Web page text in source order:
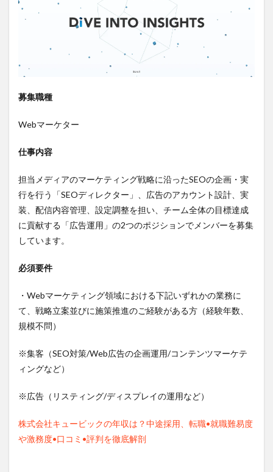
募集職種
Webマーケター
仕事内容
担当メディアのマーケティング戦略に沿ったSEOの企画・実
行を行う「SEOディレクター」、広告のアカウント設計、実
装、配信内容管理、設定調整を担い、チーム全体の目標達成
に貢献する「広告運用」の2つのポジションでメンバーを募集
しています。
必須要件
・Webマーケティング領域における下記いずれかの業務に
て、戦略立案並びに施策推進のご経験がある方（経験年数、
規模不問）
※集客（SEO対策/Web広告の企画運用/コンテンツマーケテ
ィングなど）
※広告（リスティング/ディスプレイの運用など）
株式会社キュービックの年収は？中途採用、転職•就職難易度
や激務度•口コミ•評判を徹底解剖